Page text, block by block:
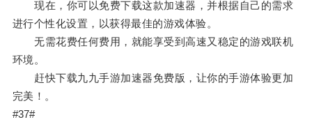
现在，你可以免费下载这款加速器，并根据自己的需求
进行个性化设置，以获得最佳的游戏体验。
无需花费任何费用，就能享受到高速又稳定的游戏联机
环境。
赶快下载九九手游加速器免费版，让你的手游体验更加
完美！。
#37#